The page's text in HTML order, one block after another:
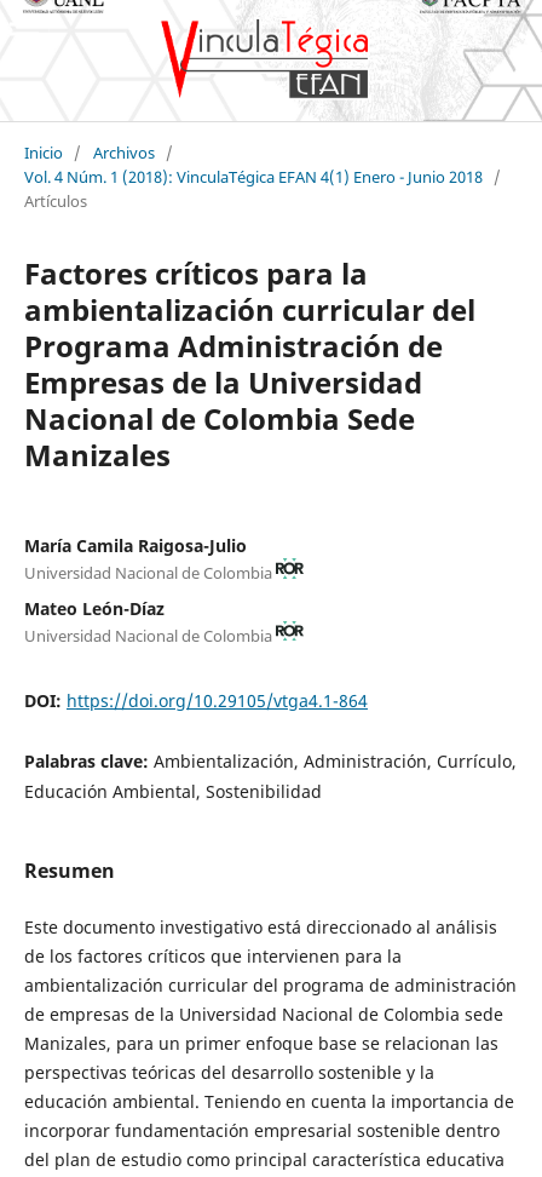
Inicio / Archivos /
Vol. 4 Núm. 1 (2018): VinculaTégica EFAN 4(1) Enero - Junio 2018 /
Artículos
Factores críticos para la
ambientalización curricular del
Programa Administración de
Empresas de la Universidad
Nacional de Colombia Sede
Manizales
María Camila Raigosa-Julio
Universidad Nacional de Colombia
Mateo León-Díaz
Universidad Nacional de Colombia
DOI: https://doi.org/10.29105/vtga4.1-864
Palabras clave: Ambientalización, Administración, Currículo,
Educación Ambiental, Sostenibilidad
Resumen
Este documento investigativo está direccionado al análisis
de los factores críticos que intervienen para la
ambientalización curricular del programa de administración
de empresas de la Universidad Nacional de Colombia sede
Manizales, para un primer enfoque base se relacionan las
perspectivas teóricas del desarrollo sostenible y la
educación ambiental. Teniendo en cuenta la importancia de
incorporar fundamentación empresarial sostenible dentro
del plan de estudio como principal característica educativa